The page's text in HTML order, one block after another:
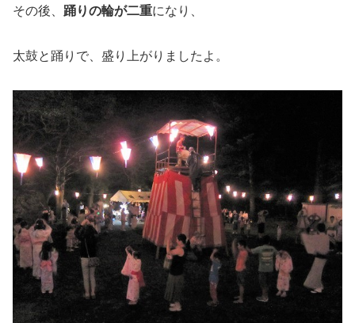
その後、 踊りの輪が二重になり、
太鼓と踊りで、盛り上がりましたよ。